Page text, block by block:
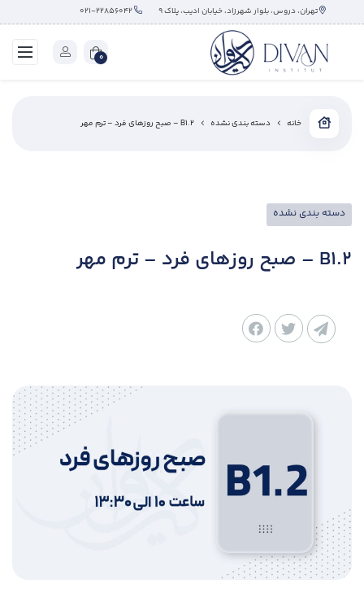
تهران، دروس، بلوار شهرزاد، خیابان ادیب، پلاک ۹
0
خانه دسته بندی نشده B1.2 – صبح روزهای فرد – ترم مهر
دسته بندی نشده
B1.2 – صبح روزهای فرد – ترم مهر